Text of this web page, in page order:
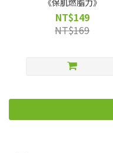
NT$149
NT$169